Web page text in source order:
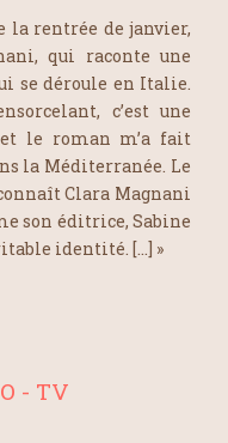
la rentrée de janvier,
qui raconte une
se déroule en Italie.
c’est une
le roman m’a fait
la Méditerranée. Le
Clara Magnani
son éditrice, Sabine
identité. […] »
- TV